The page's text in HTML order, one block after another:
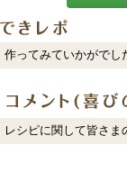
作ってみていかがでし
レシピに関して皆さま